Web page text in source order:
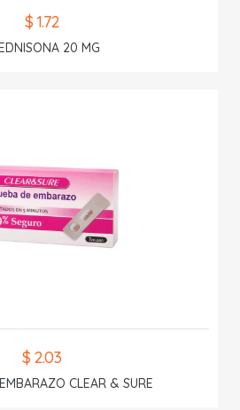
$ 1.72
20 MG
$ 2.03
CLEAR & SURE